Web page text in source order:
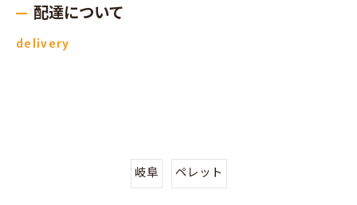
配達について
delivery
岐阜 ペレット